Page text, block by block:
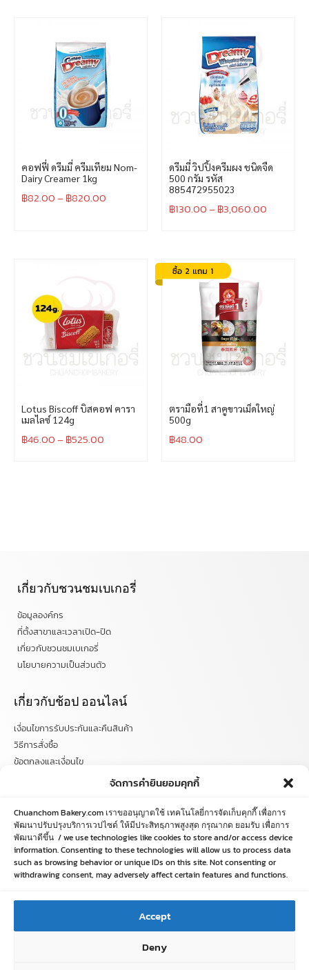
จัดการคำยินยอมคุกกี้
Chuanchom Bakery.com เราขออนุญาตใช้ เทคโนโลยี่การจัดเก็บคุกกี๊ เพื่อการ
พัฒนาปรับปรุงบริการเวปไซด์ ให้มีประสิทธฺภาพสูงสุด กรุณากด ยอมรับ เพื่อการ
พัฒนาดีขึ้น / we use technologies like cookies to store and/or access device
information. Consenting to these technologies will allow us to process data
such as browsing behavior or unique IDs on this site. Not consenting or
withdrawing consent, may adversely affect certain features and functions.
Accept
Deny
คอฟฟี่ ดรีมมี่ ครีมเทียม Nom-
Dairy Creamer 1kg
฿82.00– ฿820.00
ดรีมมี่ วิปปิ้งครีมผง ชนิดจืด
500 กรัม รหัส
885472955023
฿130.00– ฿3,060.00
Lotus Biscoff บิสคอฟ คารา
เมลไลซ์ 124g
฿46.00– ฿525.00
ตรามือที่1 สาคูขาวเม็ดใหญ่
500g
฿48.00
เกี่ยวกับชวนชมเบเกอรี่
ข้อมูลองค์กร
ที่ตั้งสาขาและเวลาเปิด-ปิด
เกี่ยวกับชวนชมเบเกอรี่
นโยบายความเป็นส่วนตัว
เกี่ยวกับช้อป ออนไลน์
เงื่อนไขการรับประกันและคืนสินค้า
วิธีการสั่งซื้อ
ข้อตกลงและเงื่อนไข
ติดตามข่าวสารได้ที่
chuanchombakery
chuanchombakery
www.chuanchombakery.com
โทร. 065-526-2325, 02 519 8212
E-mail : chuanchom.bakery@gmail.com